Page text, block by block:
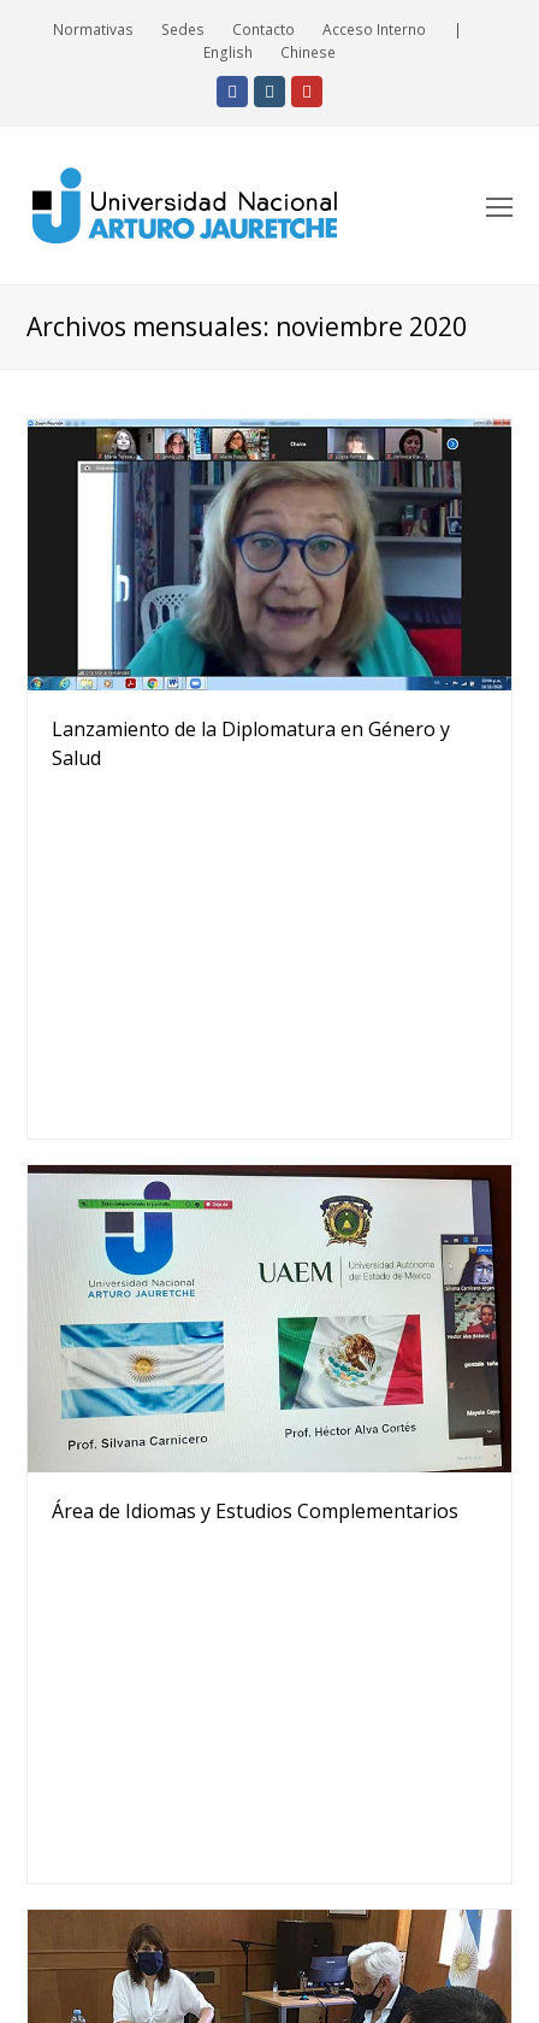
Normativas Sedes Contacto Acceso Interno
|
English
Chinese
FacebookInstagram
Archivos mensuales: noviembre 2020
Lanzamiento de la Diplomatura en Género y
Salud
Área de Idiomas y Estudios Complementarios